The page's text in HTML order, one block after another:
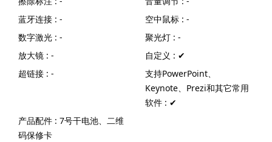
蓝牙连接 : -
空中鼠标 : -
数字激光 : -
聚光灯 : -
放大镜 : -
自定义 : ✔
超链接 : -
支持PowerPoint、
Keynote、Prezi和其它常用
软件 : ✔
产品配件 : 7号干电池、二维
码保修卡